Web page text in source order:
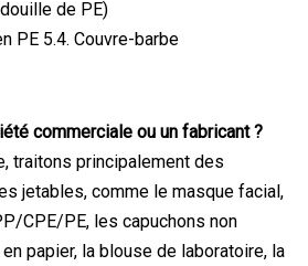
de PE)
PE 5.4. Couvre-barbe
commerciale ou un fabricant ?
traitons principalement des
jetables, comme le masque facial,
CPE/PE, les capuchons non
papier, la blouse de laboratoire, la